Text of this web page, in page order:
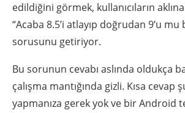
edildiğini görmek, kullanıcıların
“Acaba 8.5’i atlayıp doğrudan 9’u mu
sorusunu getiriyor.
Bu sorunun cevabı aslında oldukça
çalışma mantığında gizli. Kısa cevap
yapmanıza gerek yok ve bir Android